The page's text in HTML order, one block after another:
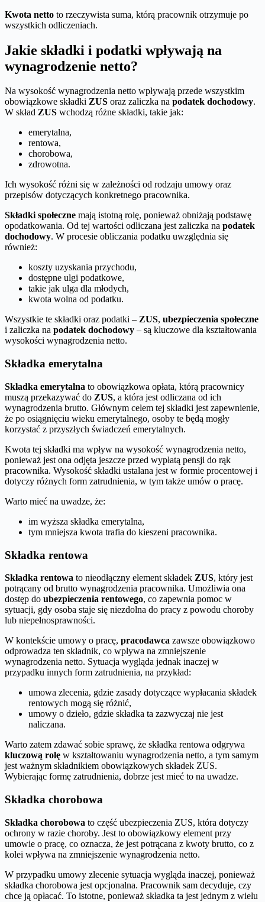
Kwota netto to rzeczywista suma, którą pracownik otrzymuje po
wszystkich odliczeniach.
Jakie składki i podatki wpływają na
wynagrodzenie netto?
Na wysokość wynagrodzenia netto wpływają przede wszystkim
obowiązkowe składki ZUS oraz zaliczka na podatek dochodowy.
W skład ZUS wchodzą różne składki, takie jak:
emerytalna,
rentowa,
chorobowa,
zdrowotna.
Ich wysokość różni się w zależności od rodzaju umowy oraz
przepisów dotyczących konkretnego pracownika.
Składki społeczne mają istotną rolę, ponieważ obniżają podstawę
opodatkowania. Od tej wartości odliczana jest zaliczka na podatek
dochodowy. W procesie obliczania podatku uwzględnia się
również:
koszty uzyskania przychodu,
dostępne ulgi podatkowe,
takie jak ulga dla młodych,
kwota wolna od podatku.
Wszystkie te składki oraz podatki – ZUS, ubezpieczenia społeczne
i zaliczka na podatek dochodowy – są kluczowe dla kształtowania
wysokości wynagrodzenia netto.
Składka emerytalna
Składka emerytalna to obowiązkowa opłata, którą pracownicy
muszą przekazywać do ZUS, a która jest odliczana od ich
wynagrodzenia brutto. Głównym celem tej składki jest zapewnienie,
że po osiągnięciu wieku emerytalnego, osoby te będą mogły
korzystać z przyszłych świadczeń emerytalnych.
Kwota tej składki ma wpływ na wysokość wynagrodzenia netto,
ponieważ jest ona odjęta jeszcze przed wypłatą pensji do rąk
pracownika. Wysokość składki ustalana jest w formie procentowej i
dotyczy różnych form zatrudnienia, w tym także umów o pracę.
Warto mieć na uwadze, że:
im wyższa składka emerytalna,
tym mniejsza kwota trafia do kieszeni pracownika.
Składka rentowa
Składka rentowa to nieodłączny element składek ZUS, który jest
potrącany od brutto wynagrodzenia pracownika. Umożliwia ona
dostęp do ubezpieczenia rentowego, co zapewnia pomoc w
sytuacji, gdy osoba staje się niezdolna do pracy z powodu choroby
lub niepełnosprawności.
W kontekście umowy o pracę, pracodawca zawsze obowiązkowo
odprowadza ten składnik, co wpływa na zmniejszenie
wynagrodzenia netto. Sytuacja wygląda jednak inaczej w
przypadku innych form zatrudnienia, na przykład:
umowa zlecenia, gdzie zasady dotyczące wypłacania składek
rentowych mogą się różnić,
umowy o dzieło, gdzie składka ta zazwyczaj nie jest
naliczana.
Warto zatem zdawać sobie sprawę, że składka rentowa odgrywa
kluczową rolę w kształtowaniu wynagrodzenia netto, a tym samym
jest ważnym składnikiem obowiązkowych składek ZUS.
Wybierając formę zatrudnienia, dobrze jest mieć to na uwadze.
Składka chorobowa
Składka chorobowa to część ubezpieczenia ZUS, która dotyczy
ochrony w razie choroby. Jest to obowiązkowy element przy
umowie o pracę, co oznacza, że jest potrącana z kwoty brutto, co z
kolei wpływa na zmniejszenie wynagrodzenia netto.
W przypadku umowy zlecenie sytuacja wygląda inaczej, ponieważ
składka chorobowa jest opcjonalna. Pracownik sam decyduje, czy
chce ją opłacać. To istotne, ponieważ składka ta jest jednym z wielu